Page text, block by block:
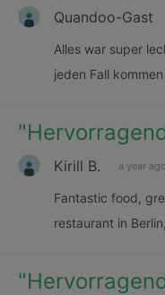
Quandoo-Gast
Alles war super
jeden Fall
"
Kirill B. a year ago
Fantastic food,
restaurant in
"